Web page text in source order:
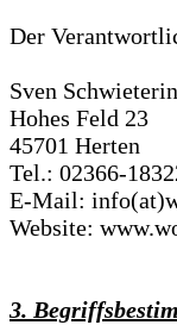
Der
Sven
Hohes Feld 23
45701 Herten
Tel.: 02366-
E-Mail:
Website:
3.